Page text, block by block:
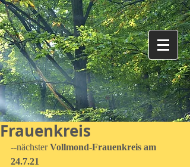
Frauenkreis
--nächster Vollmond-Frauenkreis am
24.7.21